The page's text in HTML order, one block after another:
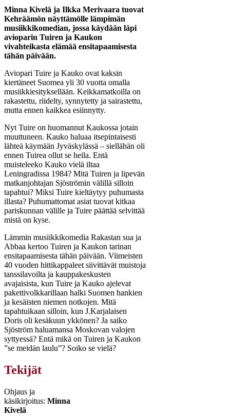
Minna Kivelä ja Ilkka Merivaara tuovat
Kehräämön näyttämölle lämpimän
musiikkikomedian, jossa käydään läpi
avioparin Tuiren ja Kaukon
vivahteikasta elämää ensitapaamisesta
tähän päivään.
Aviopari Tuire ja Kauko ovat kaksin
kiertäneet Suomea yli 30 vuotta omalla
musiikkiesityksellään. Keikkamatkoilla on
rakastettu, riidelty, synnytetty ja sairastettu,
mutta ennen kaikkea esiinnytty.
Nyt Tuire on huomannut Kaukossa jotain
muuttuneen. Kauko haluaa itsepintaisesti
lähteä käymään Jyväskylässä – siellähän oli
ennen Tuirea ollut se heila. Entä
muisteleeko Kauko vielä iltaa
Leningradissa 1984? Mitä Tuiren ja lipevän
matkanjohtajan Sjöströmin välillä silloin
tapahtui? Miksi Tuire kieltäytyy puhumasta
illasta? Puhumattomat asiat tuovat kitkaa
pariskunnan välille ja Tuire päättää selvittää
mistä on kyse.
Lämmin musiikkikomedia Rakastan sua ja
Abbaa kertoo Tuiren ja Kaukon tarinan
ensitapaamisesta tähän päivään. Viimeisten
40 vuoden hittikappaleet siivittävät muistoja
tanssilavoilta ja kauppakeskusten
avajaisista, kun Tuire ja Kauko ajelevat
pakettivolkkarillaan halki Suomen hankien
ja kesäisten niemen notkojen. Mitä
tapahtuikaan silloin, kun J.Karjalaisen
Doris oli kesäkuun ykkönen? Ja saiko
Sjöström haluamansa Moskovan valojen
syttyessä? Entä mikä on Tuiren ja Kaukon
”se meidän laulu”? Soiko se vielä?
Tekijät
Ohjaus ja
käsikirjoitus: Minna
Kivelä